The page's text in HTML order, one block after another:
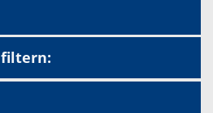
filtern: